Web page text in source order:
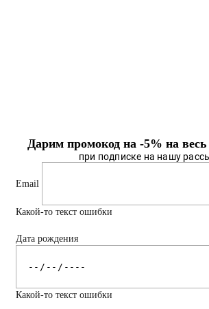
Дарим промокод на -5% на весь
при подписке на нашу
Email
Какой-то текст ошибки
Дата рождения
Какой-то текст ошибки